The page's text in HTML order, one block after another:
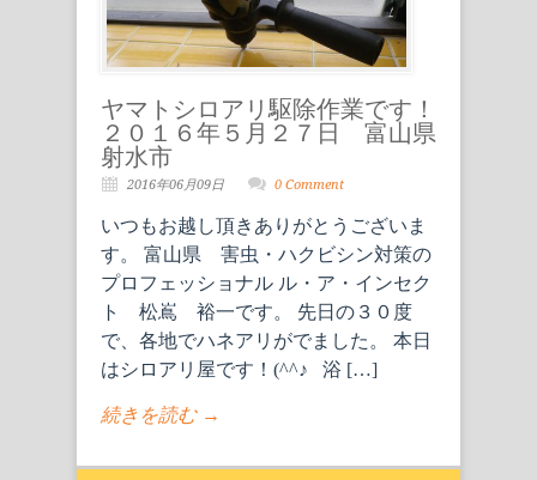
ヤマトシロアリ駆除作業です！
２０１６年５月２７日 富山県
射水市
2016年06月09日 0 Comment
いつもお越し頂きありがとうございま
す。 富山県 害虫・ハクビシン対策の
プロフェッショナル ル・ア・インセク
ト 松嶌 裕一です。 先日の３０度
で、各地でハネアリがでました。 本日
はシロアリ屋です！(^^♪ 浴 […]
続きを読む →